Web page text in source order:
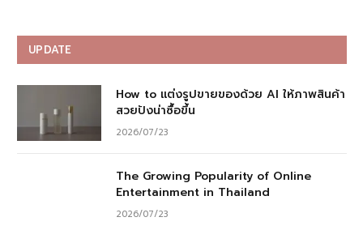
UPDATE
How to แต่งรูปขายของด้วย AI ให้ภาพสินค้า
สวยปังน่าซื้อขึ้น
2026/07/23
The Growing Popularity of Online
Entertainment in Thailand
2026/07/23